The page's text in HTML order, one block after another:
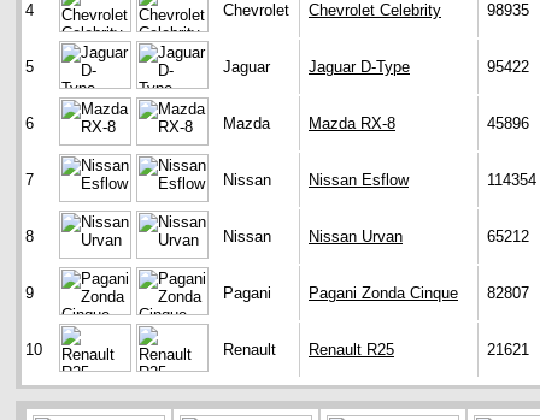
4 Chevrolet Chevrolet Celebrity 98935
5 Jaguar Jaguar D-Type 95422
6 Mazda Mazda RX-8 45896
7 Nissan Nissan Esflow 114354
8 Nissan Nissan Urvan 65212
9 Pagani Pagani Zonda Cinque 82807
10 Renault Renault R25 21621